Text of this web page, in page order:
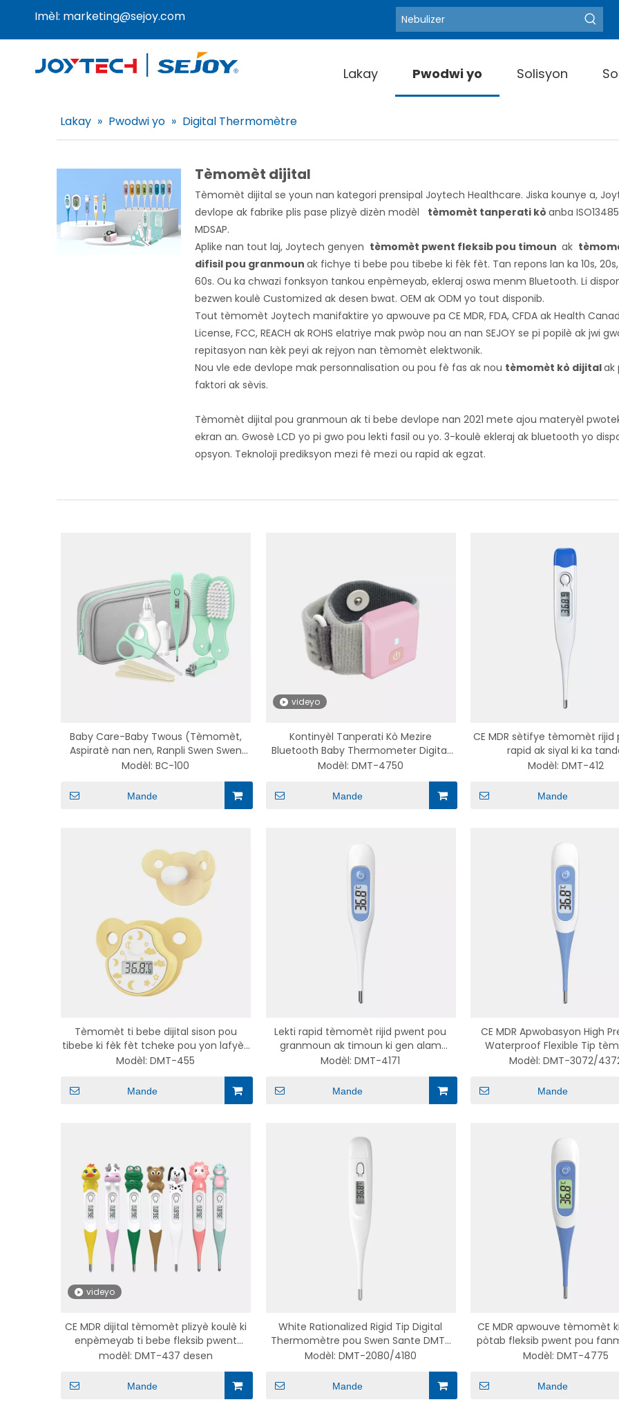
Imèl: marketing@sejoy.com Mo kle cho: Blood Pressure Monitor
Lakay Pwodwi yo Solisyon
Lakay » Pwodwi yo » Digital Thermomètre
Tèmomèt dijital
Tèmomèt dijital se youn nan kategori prensipal Joytech Healthcare. Jiska kounye a,
devlope ak fabrike plis pase plizyè dizèn modèl tèmomèt tanperati kò anba
MDSAP.
Aplike nan tout laj, Joytech genyen tèmomèt pwent fleksib pou timoun ak
difisil pou granmoun ak fichye ti bebe pou tibebe ki fèk fèt. Tan repons lan ka 10s,
60s. Ou ka chwazi fonksyon tankou enpèmeyab, ekleraj oswa menm Bluetooth. Li
bezwen koulè Customized ak desen bwat. OEM ak ODM yo tout disponib.
Tout tèmomèt Joytech manifaktire yo apwouve pa CE MDR, FDA, CFDA ak Health
License, FCC, REACH ak ROHS elatriye mak pwòp nou an nan SEJOY se pi popilè ak jwi
repitasyon nan kèk peyi ak rejyon nan tèmomèt elektwonik.
Nou vle ede devlope mak personnalisation ou pou fè fas ak nou tèmomèt kò dijitalak
faktori ak sèvis.
Tèmomèt dijital pou granmoun ak ti bebe devlope nan 2021 mete ajou materyèl
ekran an. Gwosè LCD yo pi gwo pou lekti fasil ou yo. 3-koulè ekleraj ak bluetooth yo
opsyon. Teknoloji prediksyon mezi fè mezi ou rapid ak egzat.
Baby Care-Baby Twous (Tèmomèt,
Aspiratè nan nen, Ranpli Swen Swen
Nail, Bwòs Cheve)
Modèl:BC-100
Mande
videyo
Kontinyèl Tanperati Kò Mezire
Bluetooth Baby Thermometer Digital
Otomatik Lafyèv Thermomètre
Modèl: DMT-4750
Mande
CE MDR sètifye tèmomèt rijid
rapid ak siyal ki ka
Modèl: DMT-412
Mande
Tèmomèt ti bebe dijital sison pou
tibebe ki fèk fèt tcheke pou yon lafyèv
tèmomèt ti bebe style pwent tete
Modèl:DMT-455
Mande
Lekti rapid tèmomèt rijid pwent pou
granmoun ak timoun ki gen alam
lafyèv DMT-4171
Modèl:DMT-4171
Mande
CE MDR Apwobasyon High
Waterproof Flexible Tip
DMT-3072/4372
Modèl: DMT-3072/
Mande
videyo
CE MDR dijital tèmomèt plizyè koulè ki
enpèmeyab ti bebe fleksib pwent
tèmomèt ak detachable bouchon
modèl: DMT-437 desen
Mande
White Rationalized Rigid Tip Digital
Thermomètre pou Swen Sante DMT-
2080/4180
Modèl: DMT-2080/4180
Mande
CE MDR apwouve tèmomèt
pòtab fleksib pwent pou
DMT-4775
Modèl: DMT-4775
Mande